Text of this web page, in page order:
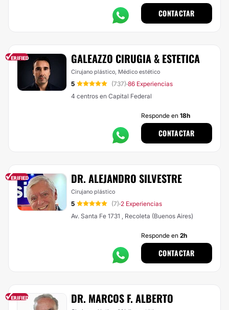
CONTACTAR
GALEAZZO CIRUGIA & ESTETICA
Cirujano plástico, Médico estético
5 (737)·86 Experiencias
4 centros en Capital Federal
Responde en 18h
CONTACTAR
DR. ALEJANDRO SILVESTRE
Cirujano plástico
5 (7)·2 Experiencias
Av. Santa Fe 1731 , Recoleta (Buenos Aires)
Responde en 2h
CONTACTAR
DR. MARCOS F. ALBERTO